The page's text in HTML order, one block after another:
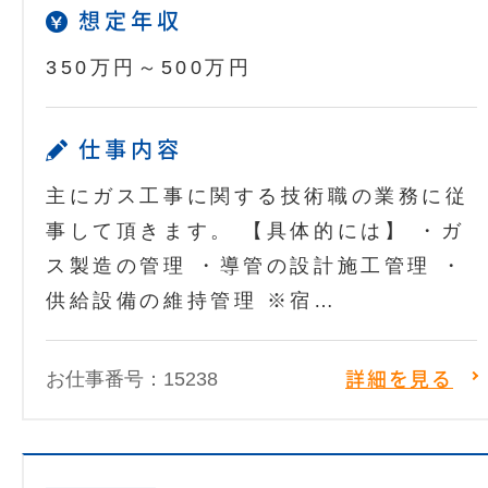
想定年収
350万円～500万円
仕事内容
主にガス工事に関する技術職の業務に従
事して頂きます。 【具体的には】 ・ガ
ス製造の管理 ・導管の設計施工管理 ・
供給設備の維持管理 ※宿…
お仕事番号：15238 詳細を見る